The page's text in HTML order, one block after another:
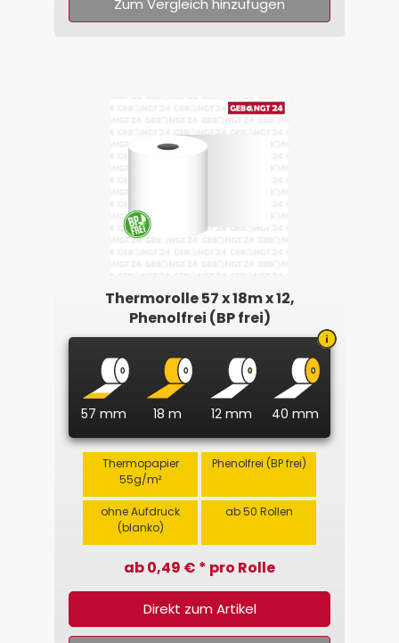
Zum Vergleich hinzufügen
Thermorolle 57 x 18m x 12,
Phenolfrei (BP frei)
57 mm 18 m 12 mm 40 mm
Thermopapier
55g/m²
Phenolfrei (BP frei)
ohne Aufdruck
(blanko)
ab 50 Rollen
ab 0,49 € * pro Rolle
Direkt zum Artikel